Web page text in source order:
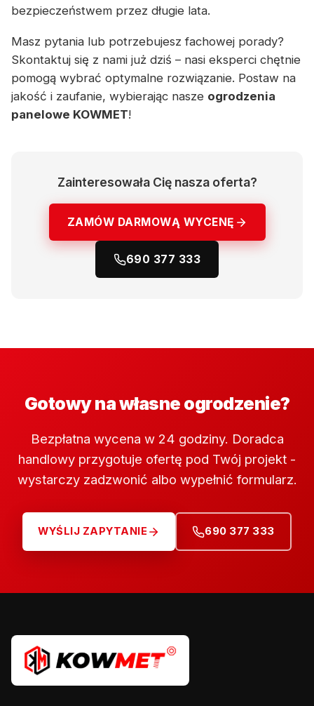
bezpieczeństwem przez długie lata.
Masz pytania lub potrzebujesz fachowej porady?
Skontaktuj się z nami już dziś – nasi eksperci chętnie
pomogą wybrać optymalne rozwiązanie. Postaw na
jakość i zaufanie, wybierając nasze ogrodzenia
panelowe KOWMET!
Zainteresowała Cię nasza oferta?
ZAMÓW DARMOWĄ WYCENĘ
690 377 333
Gotowy na własne ogrodzenie?
Bezpłatna wycena w 24 godziny. Doradca
handlowy przygotuje ofertę pod Twój projekt -
wystarczy zadzwonić albo wypełnić formularz.
WYŚLIJ ZAPYTANIE 690 377 333